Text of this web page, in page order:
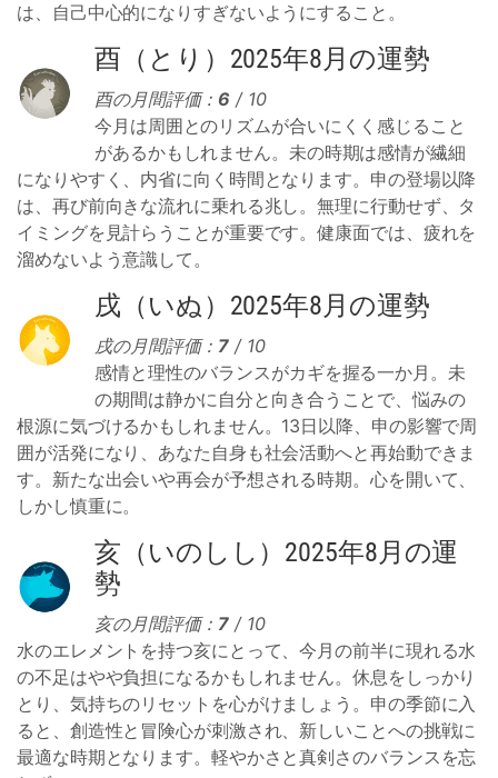
は、自己中心的になりすぎないようにすること。
酉（とり）2025年8月の運勢
酉の月間評価： 6 / 10
今月は周囲とのリズムが合いにくく感じること
があるかもしれません。未の時期は感情が繊細
になりやすく、内省に向く時間となります。申の登場以降
は、再び前向きな流れに乗れる兆し。無理に行動せず、タ
イミングを見計らうことが重要です。健康面では、疲れを
溜めないよう意識して。
戌（いぬ）2025年8月の運勢
戌の月間評価： 7 / 10
感情と理性のバランスがカギを握る一か月。未
の期間は静かに自分と向き合うことで、悩みの
根源に気づけるかもしれません。13日以降、申の影響で周
囲が活発になり、あなた自身も社会活動へと再始動できま
す。新たな出会いや再会が予想される時期。心を開いて、
しかし慎重に。
亥（いのしし）2025年8月の運
勢
亥の月間評価： 7 / 10
水のエレメントを持つ亥にとって、今月の前半に現れる水
の不足はやや負担になるかもしれません。休息をしっかり
とり、気持ちのリセットを心がけましょう。申の季節に入
ると、創造性と冒険心が刺激され、新しいことへの挑戦に
最適な時期となります。軽やかさと真剣さのバランスを忘